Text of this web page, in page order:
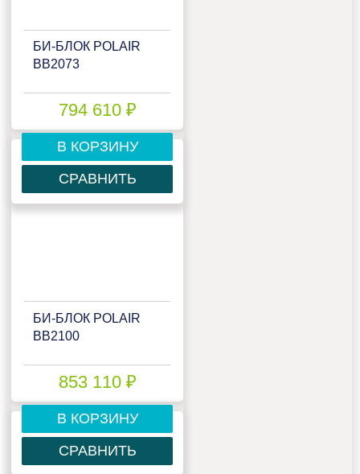
БИ‑БЛОК POLAIR
BB2073
794 610 ₽
В КОРЗИНУ
СРАВНИТЬ
БИ‑БЛОК POLAIR
BB2100
853 110 ₽
В КОРЗИНУ
СРАВНИТЬ